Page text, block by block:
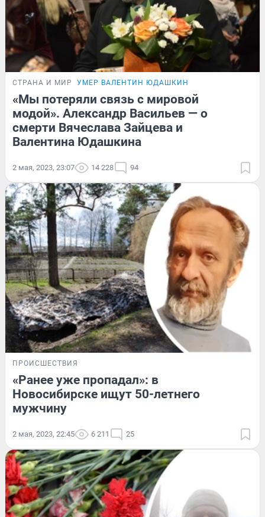
СТРАНА И МИР УМЕР ВАЛЕНТИН ЮДАШКИН
«Мы потеряли связь с мировой
модой». Александр Васильев — о
смерти Вячеслава Зайцева и
Валентина Юдашкина
2 мая, 2023, 23:07 14 228 94
ПРОИСШЕСТВИЯ
«Ранее уже пропадал»: в
Новосибирске ищут 50-летнего
мужчину
2 мая, 2023, 22:45 6 211 25